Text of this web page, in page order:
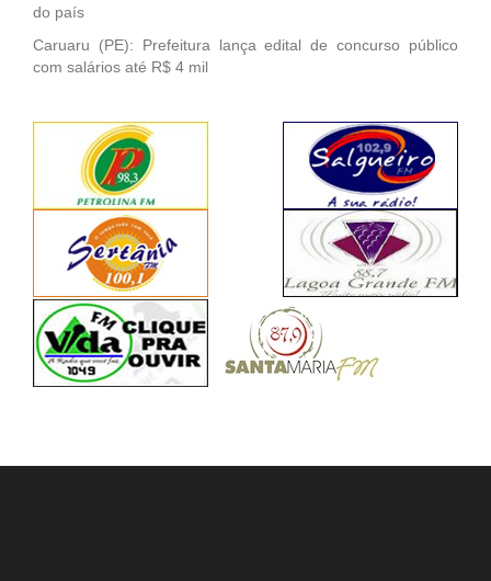
do país
Caruaru (PE): Prefeitura lança edital de concurso público
com salários até R$ 4 mil